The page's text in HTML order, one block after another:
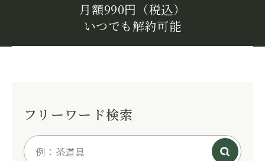
月額990円（税込）
いつでも解約可能
フリーワード検索